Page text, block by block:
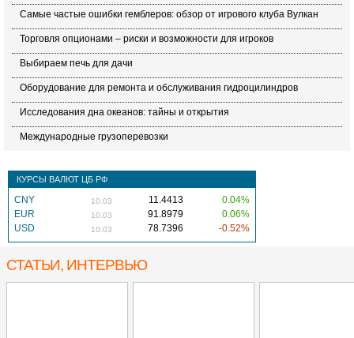
Самые частые ошибки гемблеров: обзор от игрового клуба Вулкан
Торговля опционами – риски и возможности для игроков
Выбираем печь для дачи
Оборудование для ремонта и обслуживания гидроцилиндров
Исследования дна океанов: тайны и открытия
Международные грузоперевозки
КУРСЫ ВАЛЮТ ЦБ РФ
CNY 10.03 11.4413
0.04%
EUR
10.03 91.8979
0.06%
USD
10.03 78.7396 -0.52%
СТАТЬИ, ИНТЕРВЬЮ